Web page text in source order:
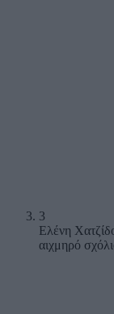
3
Ελένη
αιχμηρό